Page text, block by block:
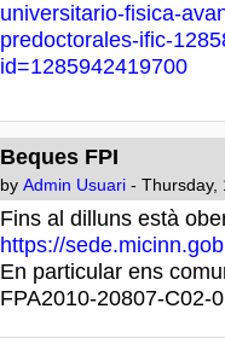
universitario-fisica-
predoctorales-ific-
id=1285942419700
Beques FPI
by Admin Usuari - Thursday,
Fins al dilluns està
https://
En particular ens
FPA2010-20807-C02-